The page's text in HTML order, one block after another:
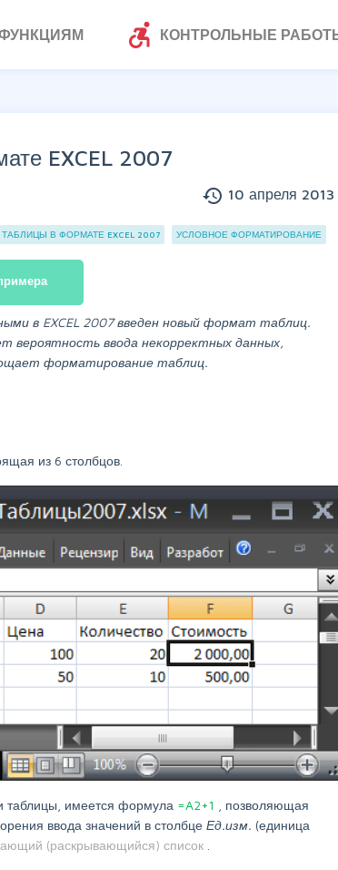
accessible_forward КОНТРОЛЬНЫЕ
EXCEL 2007
history 10 апреля 2013
ТАБЛИЦЫ В ФОРМАТЕ EXCEL 2007 УСЛОВНОЕ ФОРМАТИРОВАНИЕ
в EXCEL 2007 введен новый формат таблиц.
вероятность ввода некорректных данных,
форматирование таблиц.
из 6 столбцов.
таблицы, имеется формула =A2+1 , позволяющая
ввода значений в столбце Ед.изм. (единица
(раскрывающийся) список .